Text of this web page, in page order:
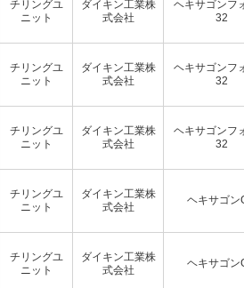
チリングユ
ニット
ダイキン工業株
式会社
ヘキサゴンフ
32
チリングユ
ニット
ダイキン工業株
式会社
ヘキサゴンフ
32
チリングユ
ニット
ダイキン工業株
式会社
ヘキサゴンフ
32
チリングユ
ニット
ダイキン工業株
式会社
ヘキサゴン
チリングユ
ニット
ダイキン工業株
式会社
ヘキサゴン